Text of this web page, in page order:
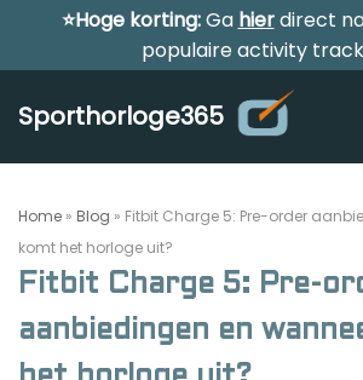
Meteen
inhoud
⭐Hoge korting:Ga hierdirect
populaire activity
Sporthorloge365
Alle sporthorloges
Activity tracker
Home » Blog » Fitbit Charge 5: Pre-order
komt het horloge uit?
Fitbit Charge 5: Pre-
aanbiedingen en